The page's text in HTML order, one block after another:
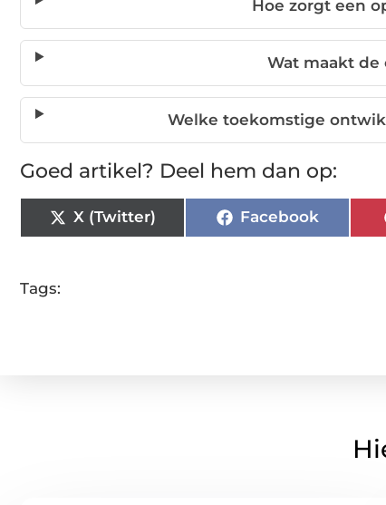
Hoe zorgt een
Wat maakt de
Welke toekomstige
Goed artikel? Deel hem dan op:
X (Twitter) Facebook
Tags: